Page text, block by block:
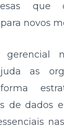
que
novos
gerencial
as
de dados